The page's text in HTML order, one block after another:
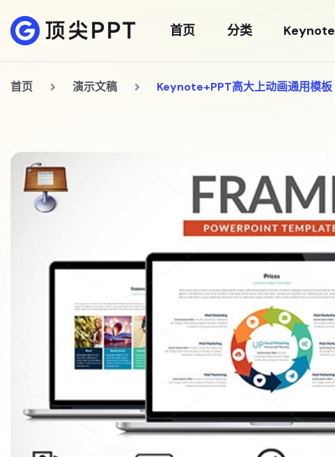
首页 分类 Keynote
首页 演示文稿 Keynote+PPT高大上动画通用模板